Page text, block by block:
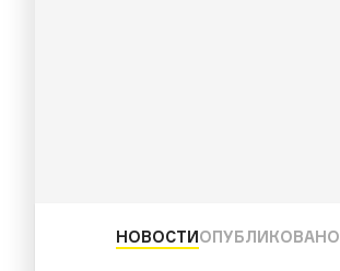
НОВОСТИОПУБЛИКОВАНО